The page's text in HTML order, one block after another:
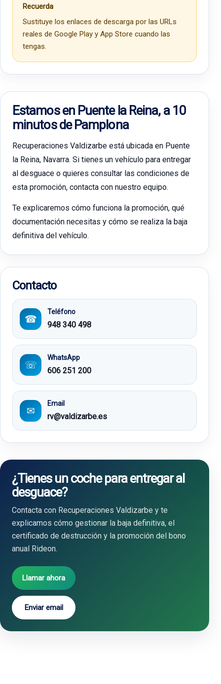
Recuerda
Sustituye los enlaces de descarga por las URLs
reales de Google Play y App Store cuando las
tengas.
Estamos en Puente la Reina, a 10
minutos de Pamplona
Recuperaciones Valdizarbe está ubicada en Puente
la Reina, Navarra. Si tienes un vehículo para entregar
al desguace o quieres consultar las condiciones de
esta promoción, contacta con nuestro equipo.
Te explicaremos cómo funciona la promoción, qué
documentación necesitas y cómo se realiza la baja
definitiva del vehículo.
Contacto
☎
Teléfono
948 340 498
☏
WhatsApp
606 251 200
✉
Email
rv@valdizarbe.es
¿Tienes un coche para entregar al
desguace?
Contacta con Recuperaciones Valdizarbe y te
explicamos cómo gestionar la baja definitiva, el
certificado de destrucción y la promoción del bono
anual Rideon.
Llamar ahora
Enviar email